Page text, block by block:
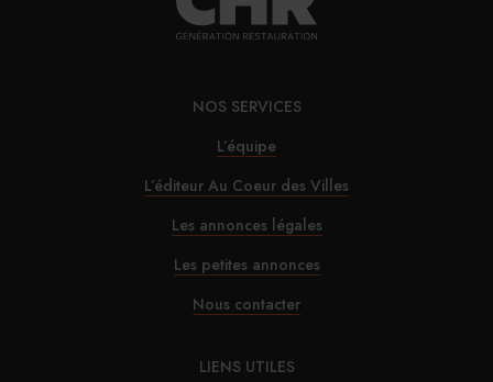
NOS SERVICES
L’équipe
L’éditeur Au Coeur des Villes
Les annonces légales
Les petites annonces
Nous contacter
LIENS UTILES